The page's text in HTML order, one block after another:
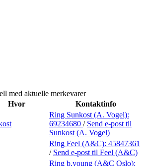
med aktuelle merkevarer
Hvor Kontaktinfo
Ring Sunkost (A. Vogel):
69234680 / Send e-post til
Sunkost (A. Vogel)
Ring Feel (A&C): 45847361
/ Send e-post til Feel (A&C)
Ring b.young (A&C Oslo):